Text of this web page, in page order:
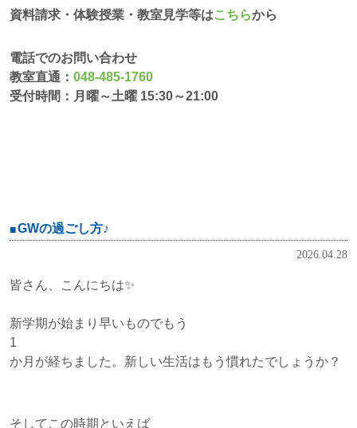
資料請求・体験授業・教室見学等はこちらから
電話でのお問い合わせ
教室直通： 048-485-1760
受付時間：月曜～土曜 15:30～21:00
GWの過ごし方♪
2026.04.28
皆さん、こんにちは✨
新学期が始まり早いものでもう
1
か月が経ちました。新しい生活はもう慣れたでしょうか？
そしてこの時期といえば